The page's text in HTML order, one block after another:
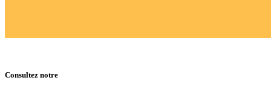
Consultez notre